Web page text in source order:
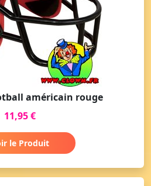
américain rouge
11,95 €
le Produit